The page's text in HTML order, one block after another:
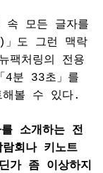
속 모든 글자를
도 그런 맥락
팩처링의 전용
분 33초」를
해볼 수 있다.
소개하는 전
회나 키노트
가 좀 이상하지